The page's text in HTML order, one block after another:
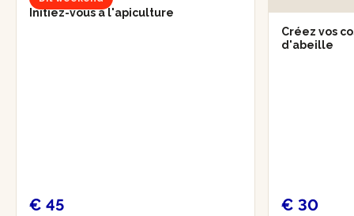
Initiez-vous à l'apiculture
€ 45
Créez vos
d'abeille
€ 30